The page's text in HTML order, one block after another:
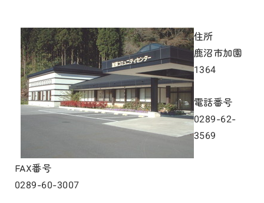
住所
鹿沼市加園
1364
電話番号
0289-62-
3569
FAX番号
0289-60-3007